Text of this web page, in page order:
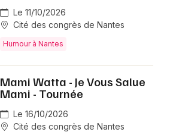
Le 11/10/2026
Cité des congrès de Nantes
Humour à Nantes
Mami Watta - Je Vous Salue
Mami - Tournée
Le 16/10/2026
Cité des congrès de Nantes